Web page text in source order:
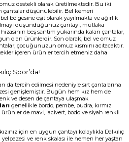
destekli olarak üretilmektedir. Bu iki
çantalar düşünülebilir. Bel kemeri
bel bölgesine eşit olarak yayılmakta ve ağırlık
düşündüğünüz çantayı, mutlaka
beş santim yukarında kalan çantalar,
olan ürünlerdir. Son olarak, bel ve omuz
çocuğunuzun omuz kısmını acıtacaktır.
içeren ürünler tercih etmeniz daha
Spor’da!
da tercih edilmesi nedeniyle sırt çantalarına
genişlemiştir. Bugün hem kız hem de
ve desen de çantaya ulaşmak
genellikle bordo, pembe, pudra, kırmızı
de mavi, lacivert, bodo ve siyah renkli
için en uygun çantayı kolaylıkla Dalkılıç
ve renk skalası ile hemen her yaştan